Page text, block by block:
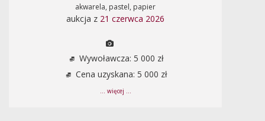
akwarela, pastel, papier
aukcja z 21 czerwca 2026
Wywoławcza: 5 000 zł
Cena uzyskana: 5 000 zł
... więcej ...